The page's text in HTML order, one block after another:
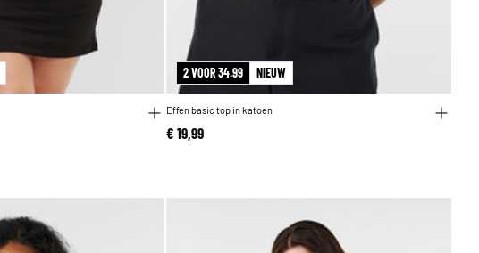
2 VOOR 34.99 NIEUW
Effen basic top in katoen
€ 19,99